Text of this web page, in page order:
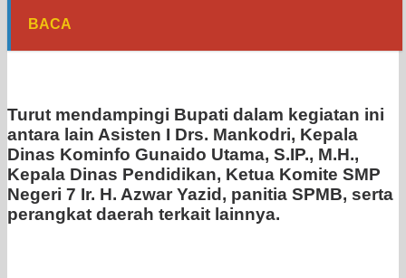
BACA
Turut mendampingi Bupati dalam kegiatan ini
antara lain Asisten I Drs. Mankodri, Kepala
Dinas Kominfo Gunaido Utama, S.IP., M.H.,
Kepala Dinas Pendidikan, Ketua Komite SMP
Negeri 7 Ir. H. Azwar Yazid, panitia SPMB, serta
perangkat daerah terkait lainnya.